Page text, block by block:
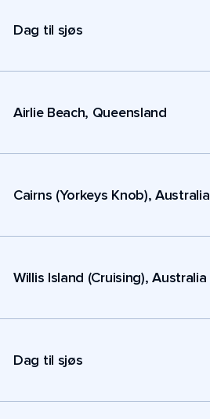
Dag til sjøs
Airlie Beach, Queensland
Cairns (Yorkeys Knob), Australia
Willis Island (Cruising), Australia
Dag til sjøs